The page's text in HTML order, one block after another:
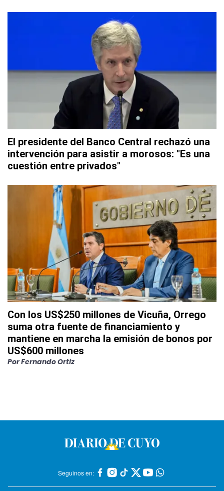
El presidente del Banco Central rechazó una
intervención para asistir a morosos: "Es una
cuestión entre privados"
Con los US$250 millones de Vicuña, Orrego
suma otra fuente de financiamiento y
mantiene en marcha la emisión de bonos por
US$600 millones
PorFernando Ortiz
Seguinos en: